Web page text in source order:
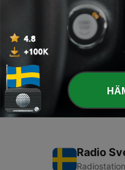
Dibalik Dialog
17 Okt 2020
Dialog
22 Sep 2020
Radio